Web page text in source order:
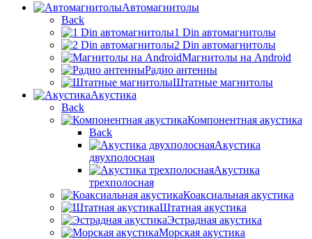
Автомагнитолы
Back
1 Din автомагнитолы
2 Din автомагнитолы
Магнитолы на Android
Радио антенны
Штатные магнитолы
Акустика
Back
Компонентная акустика
Back
Акустика
двухполосная
Акустика
трехполосная
Коаксиальная акустика
Штатная акустика
Эстрадная акустика
Морская акустика